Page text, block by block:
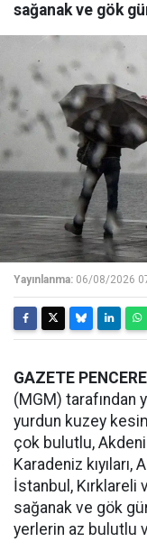
sağanak ve gök
Yayınlanma: 06/08/2026
GAZETE
(MGM) tarafından
yurdun kuzey
çok bulutlu,
Karadeniz
İstanbul, Kırklareli
sağanak ve gök
yerlerin az bulutlu